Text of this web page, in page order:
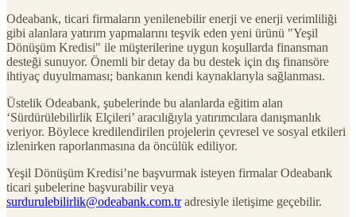
Odeabank, ticari firmaların yenilenebilir enerji ve enerji verimliliği
gibi alanlara yatırım yapmalarını teşvik eden yeni ürünü "Yeşil
Dönüşüm Kredisi" ile müşterilerine uygun koşullarda finansman
desteği sunuyor. Önemli bir detay da bu destek için dış finansöre
ihtiyaç duyulmaması; bankanın kendi kaynaklarıyla sağlanması.
Üstelik Odeabank, şubelerinde bu alanlarda eğitim alan
‘Sürdürülebilirlik Elçileri’ aracılığıyla yatırımcılara danışmanlık
veriyor. Böylece kredilendirilen projelerin çevresel ve sosyal etkileri
izlenirken raporlanmasına da öncülük ediliyor.
Yeşil Dönüşüm Kredisi’ne başvurmak isteyen firmalar Odeabank
ticari şubelerine başvurabilir veya
surdurulebilirlik@odeabank.com.tradresiyle iletişime geçebilir.